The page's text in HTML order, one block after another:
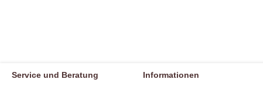
Service und Beratung Informationen